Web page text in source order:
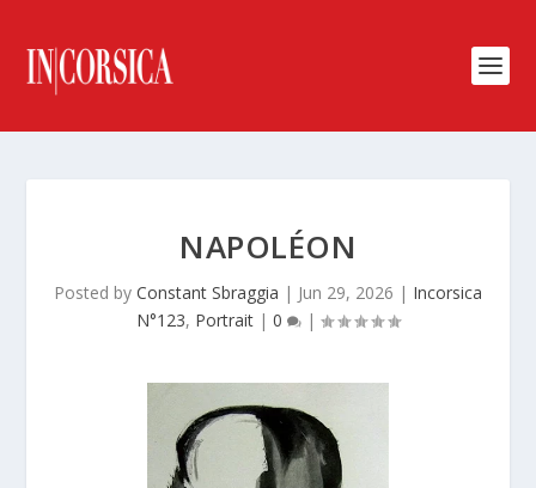
NAPOLÉON
Posted by Constant Sbraggia | Jun 29, 2026 | Incorsica
N°123, Portrait | 0 |